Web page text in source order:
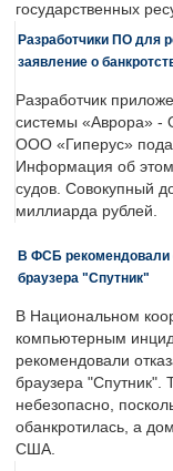
государственных
Разработчики ПО для
заявление о
Разработчик
системы «Аврора» -
ООО «Гиперус»
Информация об этом
судов. Совокупный
миллиарда рублей.
В ФСБ рекомендовали
браузера "Спутник"
В Национальном
компьютерным
рекомендовали
браузера "Спутник".
небезопасно,
обанкротилась, а
США.